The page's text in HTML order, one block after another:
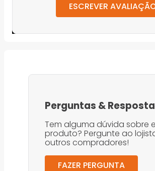
ESCREVER
Perguntas &
Tem alguma dúvida sobre
produto? Pergunte ao
outros compradores!
FAZER PERGUNTA